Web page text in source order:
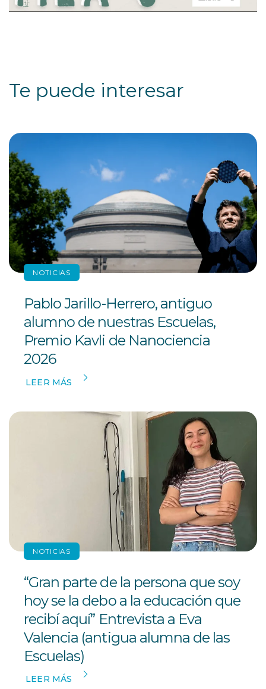
Te puede interesar
NOTICIAS
Pablo Jarillo-Herrero, antiguo
alumno de nuestras Escuelas,
Premio Kavli de Nanociencia
2026
LEER MÁS
NOTICIAS
“Gran parte de la persona que soy
hoy se la debo a la educación que
recibí aquí” Entrevista a Eva
Valencia (antigua alumna de las
Escuelas)
LEER MÁS